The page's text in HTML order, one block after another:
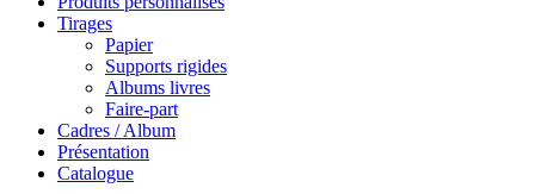
Tirages
Papier
Supports rigides
Albums livres
Faire-part
Cadres / Album
Présentation
Catalogue